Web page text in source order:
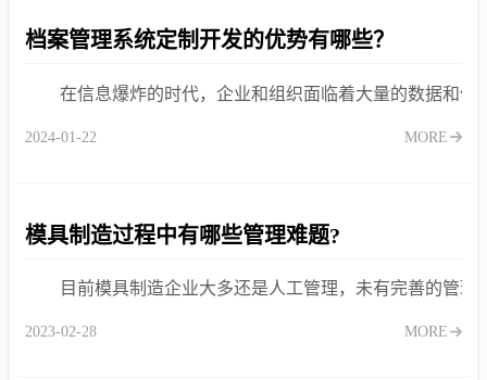
档案管理系统定制开发的优势有哪些？
在信息爆炸的时代，企业和组织面临着大量的数据和
2024-01-22 MORE
模具制造过程中有哪些管理难题?
目前模具制造企业大多还是人工管理，未有完善的管
2023-02-28 MORE